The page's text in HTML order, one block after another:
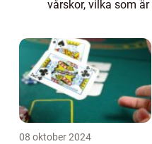
vårskor, vilka som
till detta ämne.
08 oktober 2024